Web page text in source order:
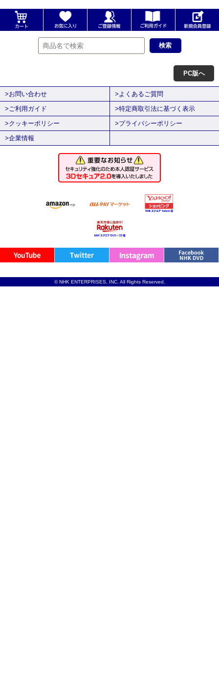
PC版へ
>お問い合わせ
>よくあるご質問
>ご利用ガイド
>特定商取引法に基づく表示
>クッキーポリシー
>プライバシーポリシー
>企業情報
© NHK ENTERPRISES, INC. All Rights Reserved.